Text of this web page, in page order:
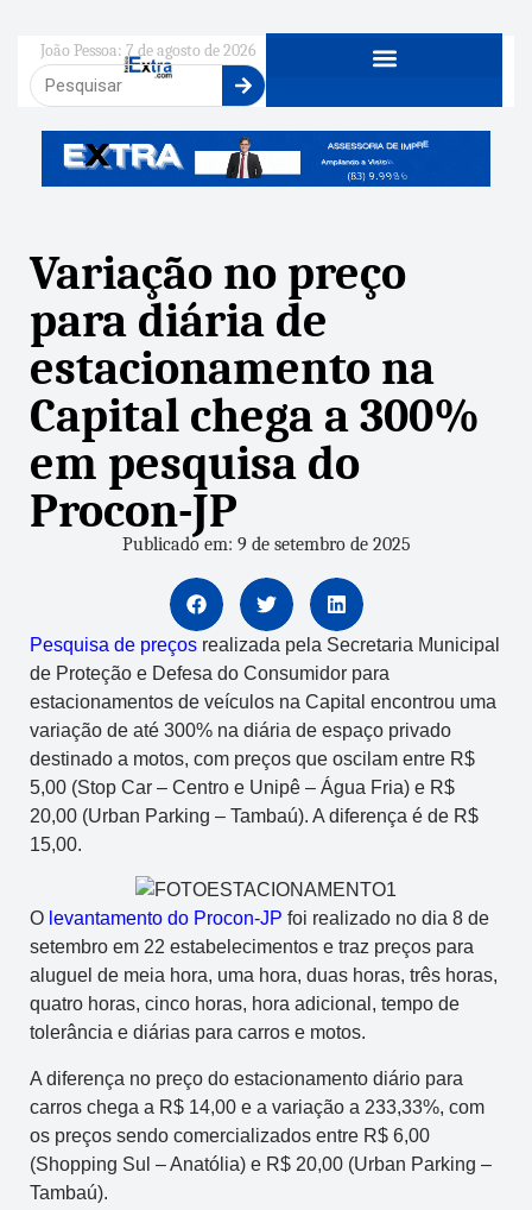
João Pessoa: 7 de agosto de 2026
Variação no preço
para diária de
estacionamento na
Capital chega a 300%
em pesquisa do
Procon-JP
Publicado em: 9 de setembro de 2025
Pesquisa de preços realizada pela Secretaria Municipal
de Proteção e Defesa do Consumidor para
estacionamentos de veículos na Capital encontrou uma
variação de até 300% na diária de espaço privado
destinado a motos, com preços que oscilam entre R$
5,00 (Stop Car – Centro e Unipê – Água Fria) e R$
20,00 (Urban Parking – Tambaú). A diferença é de R$
15,00.
O levantamento do Procon-JP foi realizado no dia 8 de
setembro em 22 estabelecimentos e traz preços para
aluguel de meia hora, uma hora, duas horas, três horas,
quatro horas, cinco horas, hora adicional, tempo de
tolerância e diárias para carros e motos.
A diferença no preço do estacionamento diário para
carros chega a R$ 14,00 e a variação a 233,33%, com
os preços sendo comercializados entre R$ 6,00
(Shopping Sul – Anatólia) e R$ 20,00 (Urban Parking –
Tambaú).